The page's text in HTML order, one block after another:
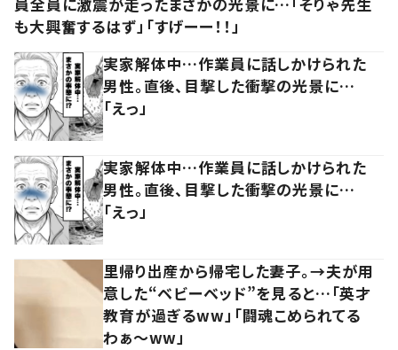
も大興奮するはず」「すげーー！！」
実家解体中…作業員に話しかけられた
男性。直後、目撃した衝撃の光景に…
「えっ」
実家解体中…作業員に話しかけられた
男性。直後、目撃した衝撃の光景に…
「えっ」
里帰り出産から帰宅した妻子。→夫が用
意した“ベビーベッド”を見ると…「英才
教育が過ぎるww」「闘魂こめられてる
わぁ～ww」